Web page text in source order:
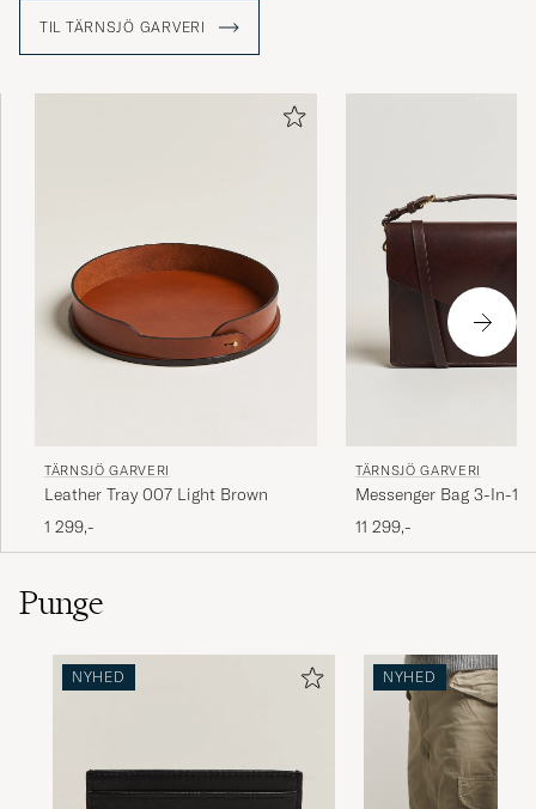
bliver gjort på Tärnsjös værksted af yderst kyndige
personer som har mange års erfaring, og sådan har det
været siden 1873.
Læs mere om Tärnsjö Garveri i vores reportage fra deres
TIL TÄRNSJÖ GARVERI
TÄRNSJÖ GARVERI
Leather Tray 007 Light Brown
1 299,-
TÄRNSJÖ GARVERI
Messenger Bag 3-In-1
11 299,-
Punge
NYHED NYHED